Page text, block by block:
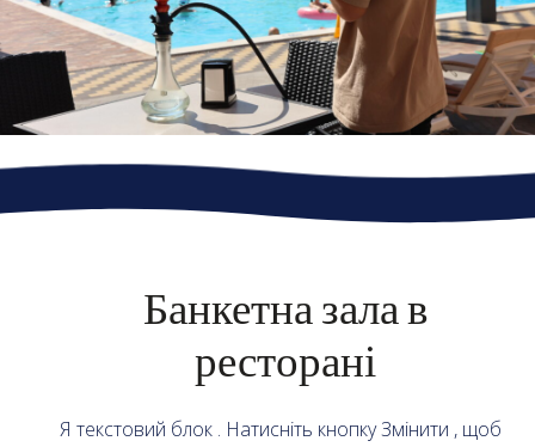
Банкетна зала в
ресторані
Я текстовий блок . Натисніть кнопку Змінити , щоб